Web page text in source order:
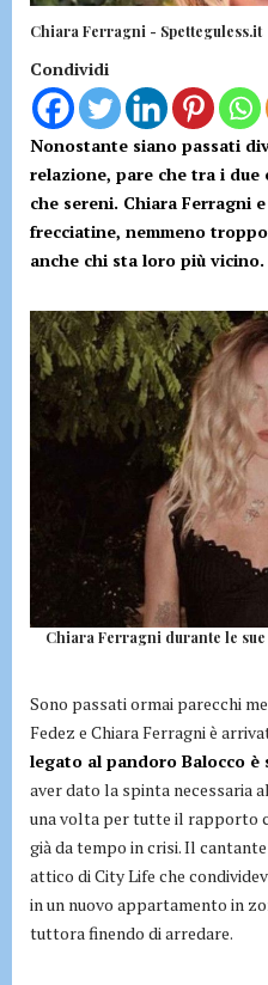
Chiara Ferragni - Spetteguless.it
Condividi
Nonostante siano passati
relazione, pare che tra i
che sereni. Chiara Ferragni
frecciatine, nemmeno
anche chi sta loro più vicino.
Chiara Ferragni durante le
Sono passati ormai parecchi
Fedez e Chiara Ferragni è
legato al pandoro Balocco
aver dato la spinta necessaria
una volta per tutte il rapporto
già da tempo in crisi. Il
attico di City Life che
in un nuovo appartamento in
tuttora finendo di arredare.